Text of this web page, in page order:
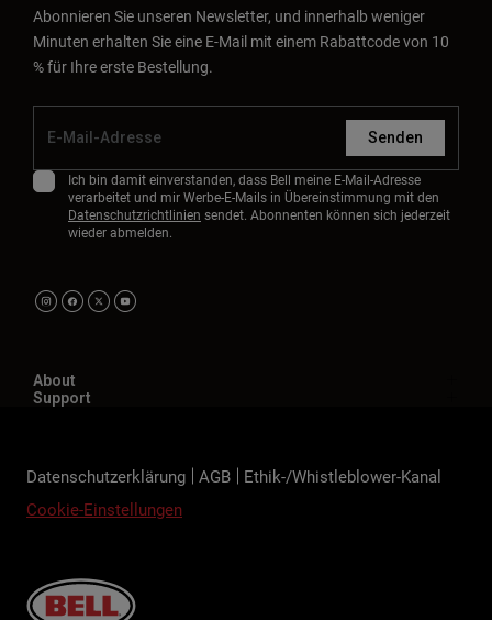
Abonnieren Sie unseren Newsletter, und innerhalb weniger
Minuten erhalten Sie eine E-Mail mit einem Rabattcode von 10
% für Ihre erste Bestellung.
Senden
Ich bin damit einverstanden, dass Bell meine E-Mail-Adresse
verarbeitet und mir Werbe-E-Mails in Übereinstimmung mit den
Datenschutzrichtlinien sendet. Abonnenten können sich jederzeit
wieder abmelden.
About
Support
Datenschutzerklärung AGB
Ethik-/Whistleblower-Kanal
Cookie-Einstellungen